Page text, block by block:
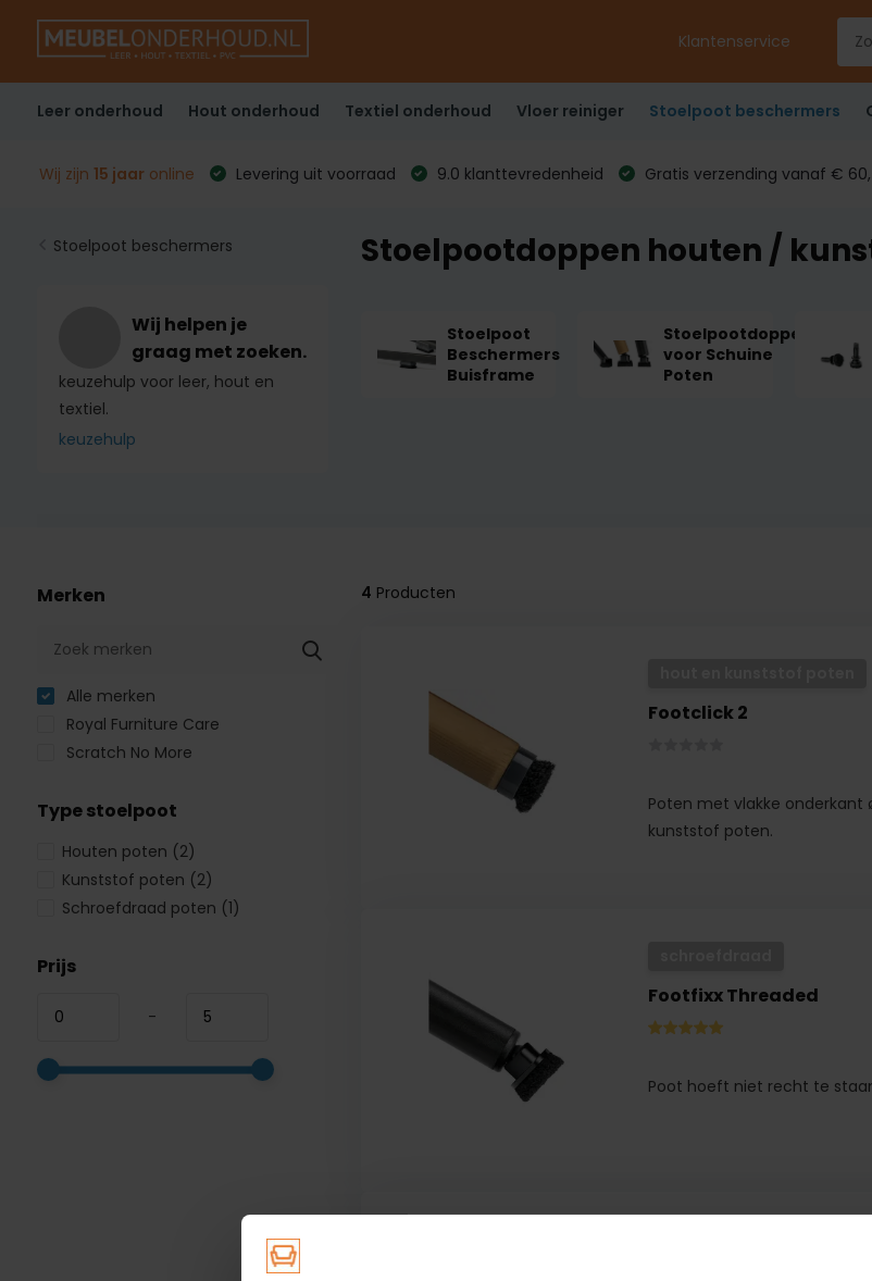
Klantenservice
Leer onderhoud Hout onderhoud Textiel onderhoud Vloer reiniger Stoelpoot beschermers
Wij zijn 15 jaaronline Levering uit voorraad 9.0 klanttevredenheid Gratis verzending vanaf €
Stoelpoot beschermers
Wij helpen je
graag met zoeken.
keuzehulp voor leer, hout en
textiel.
keuzehulp
Stoelpootdoppen houten /
Stoelpoot
Beschermers
Buisframe
Stoelpootdoppen
voor Schuine
Poten
Merken
Alle merken
Royal Furniture Care
Scratch No More
Type stoelpoot
Houten poten (2)
Kunststof poten (2)
Schroefdraad poten (1)
Prijs
-
4 Producten
Footclick 2
Poten met vlakke
kunststof poten.
Footfixx Threaded
Poot hoeft niet recht te